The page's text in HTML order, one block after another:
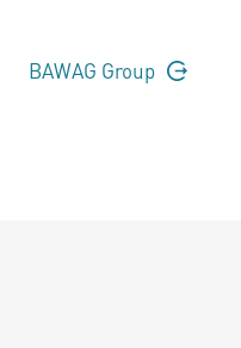
BAWAG Group